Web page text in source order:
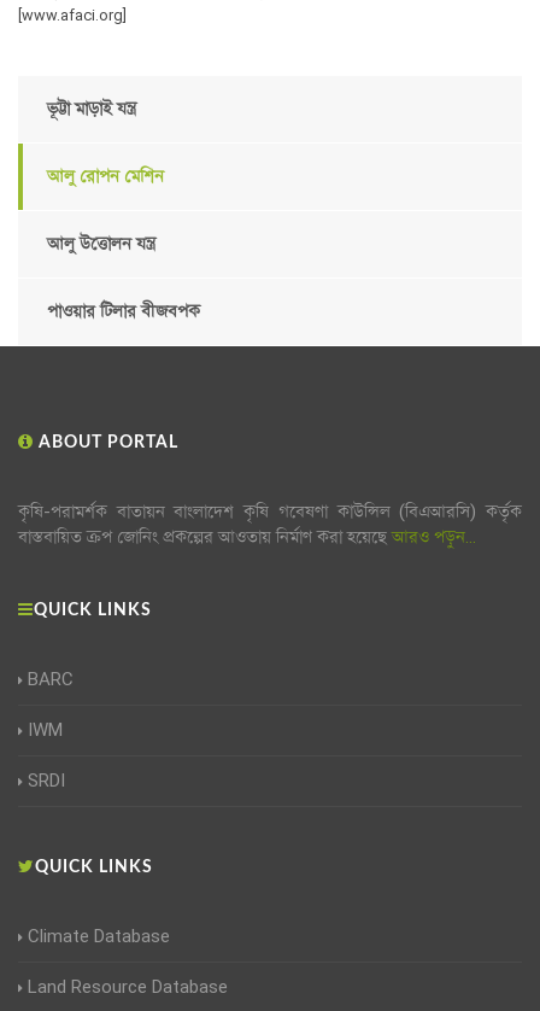
[www.afaci.org]
ভূট্টা মাড়াই যন্ত্র
আলু রোপন মেশিন
আলু উত্তোলন যন্ত্র
পাওয়ার টিলার বীজবপক
ABOUT PORTAL
কৃষি-পরামর্শক বাতায়ন বাংলাদেশ কৃষি গবেষণা কাউন্সিল (বিএআরসি) কর্তৃক
বাস্তবায়িত ক্রপ জোনিং প্রকল্পের আওতায় নির্মাণ করা হয়েছেআরও পড়ুন...
QUICK LINKS
BARC
IWM
SRDI
QUICK LINKS
Climate Database
Land Resource Database